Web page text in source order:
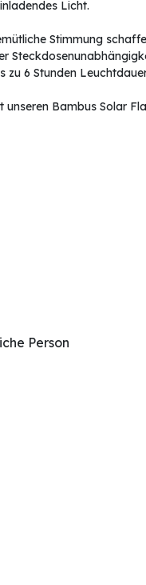
Licht.
Stimmung
6 Stunden
Bambus Solar
Person